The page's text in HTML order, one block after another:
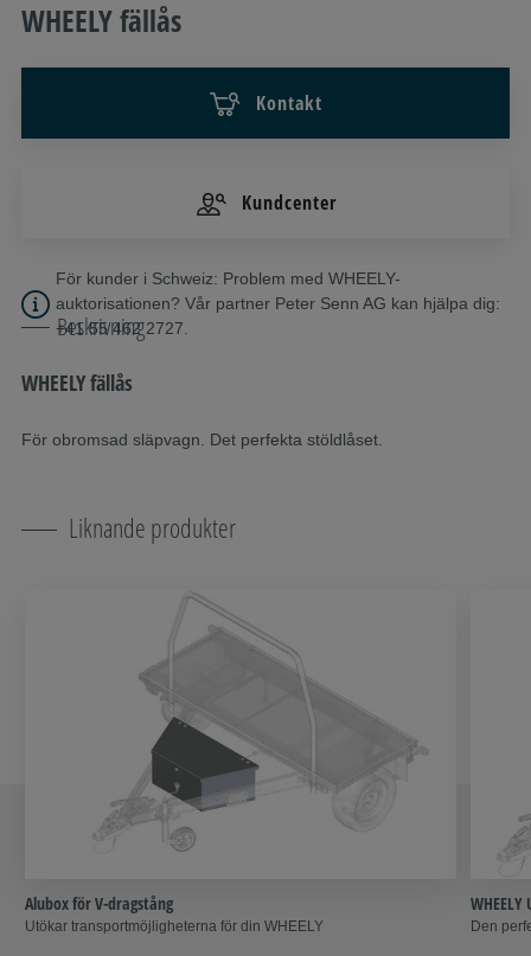
WHEELY fällås
Kontakt
Kundcenter
För kunder i Schweiz: Problem med WHEELY-
auktorisationen? Vår partner Peter Senn AG kan hjälpa dig:
+41 55 462 2727.
Beskrivning
WHEELY fällås
För obromsad släpvagn. Det perfekta stöldlåset.
Liknande produkter
Alubox för V-dragstång
Utökar transportmöjligheterna för din WHEELY Den